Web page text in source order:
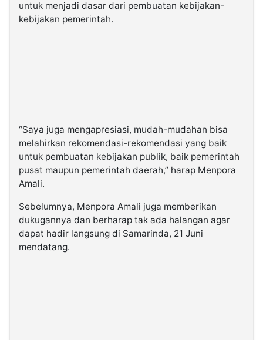
untuk menjadi dasar dari pembuatan kebijakan-
kebijakan pemerintah.
“Saya juga mengapresiasi, mudah-mudahan bisa
melahirkan rekomendasi-rekomendasi yang baik
untuk pembuatan kebijakan publik, baik pemerintah
pusat maupun pemerintah daerah,” harap Menpora
Amali.
Sebelumnya, Menpora Amali juga memberikan
dukugannya dan berharap tak ada halangan agar
dapat hadir langsung di Samarinda, 21 Juni
mendatang.